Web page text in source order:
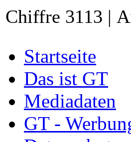
Chiffre 3113 |
Startseite
Das ist GT
Mediadaten
GT -